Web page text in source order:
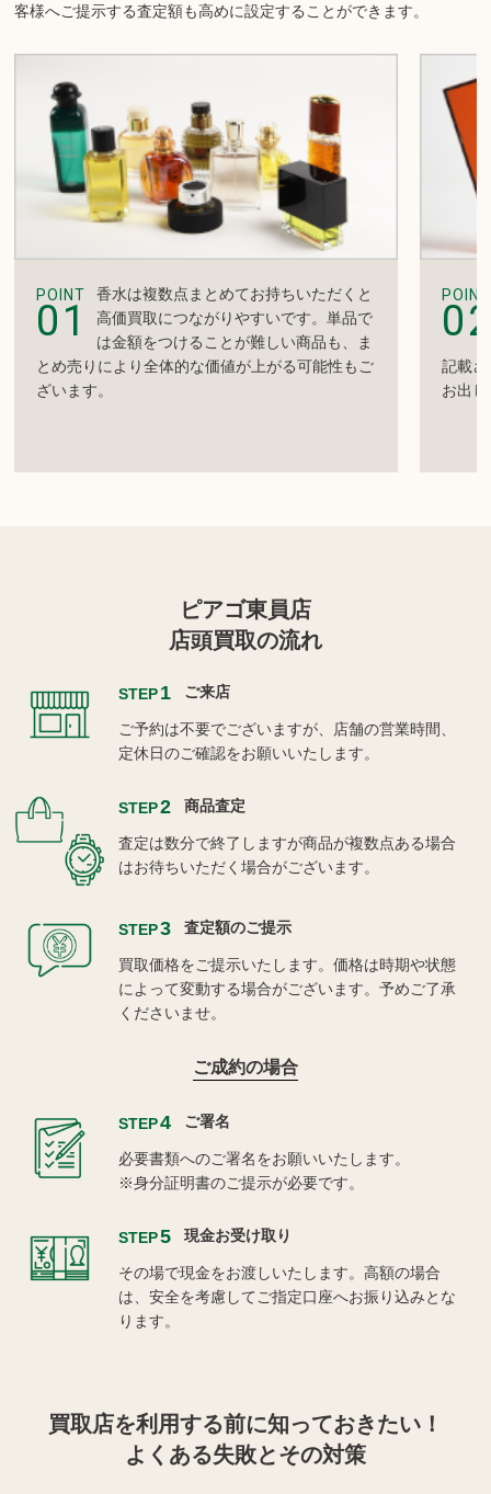
客様へご提示する査定額も高めに設定することができます。
POINT
01
香水は複数点まとめてお持ちいただくと
高価買取につながりやすいです。単品で
は金額をつけることが難しい商品も、ま
とめ売りにより全体的な価値が上がる可能性もご
ざいます。
POINT
記載
お出
ピアゴ東員店
店頭買取の流れ
STEP1 ご来店
ご予約は不要でございますが、店舗の営業時間、
定休日のご確認をお願いいたします。
STEP2 商品査定
査定は数分で終了しますが商品が複数点ある場合
はお待ちいただく場合がございます。
STEP3 査定額のご提示
買取価格をご提示いたします。価格は時期や状態
によって変動する場合がございます。予めご了承
くださいませ。
ご成約の場合
STEP4 ご署名
必要書類へのご署名をお願いいたします。
※身分証明書のご提示が必要です。
STEP5 現金お受け取り
その場で現金をお渡しいたします。高額の場合
は、安全を考慮してご指定口座へお振り込みとな
ります。
買取店を利用する前に知っておきたい！
よくある失敗とその対策